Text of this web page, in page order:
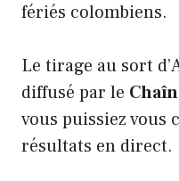
fériés colombiens.
Le tirage au sort
diffusé par le
vous puissiez vous
résultats en direct.